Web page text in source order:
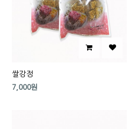
쌀강정
7,000원